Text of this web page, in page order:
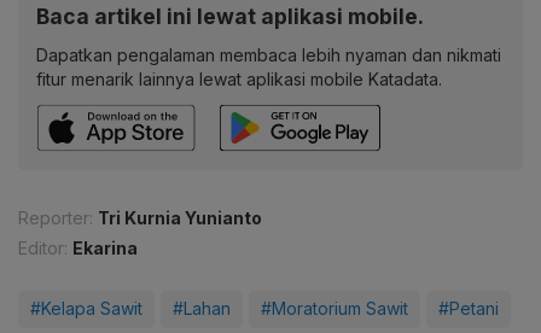
Baca artikel ini lewat aplikasi mobile.
Dapatkan pengalaman membaca lebih nyaman dan nikmati
fitur menarik lainnya lewat aplikasi mobile Katadata.
Reporter: Tri Kurnia Yunianto
Editor: Ekarina
#Kelapa Sawit #Lahan #Moratorium Sawit #Petani